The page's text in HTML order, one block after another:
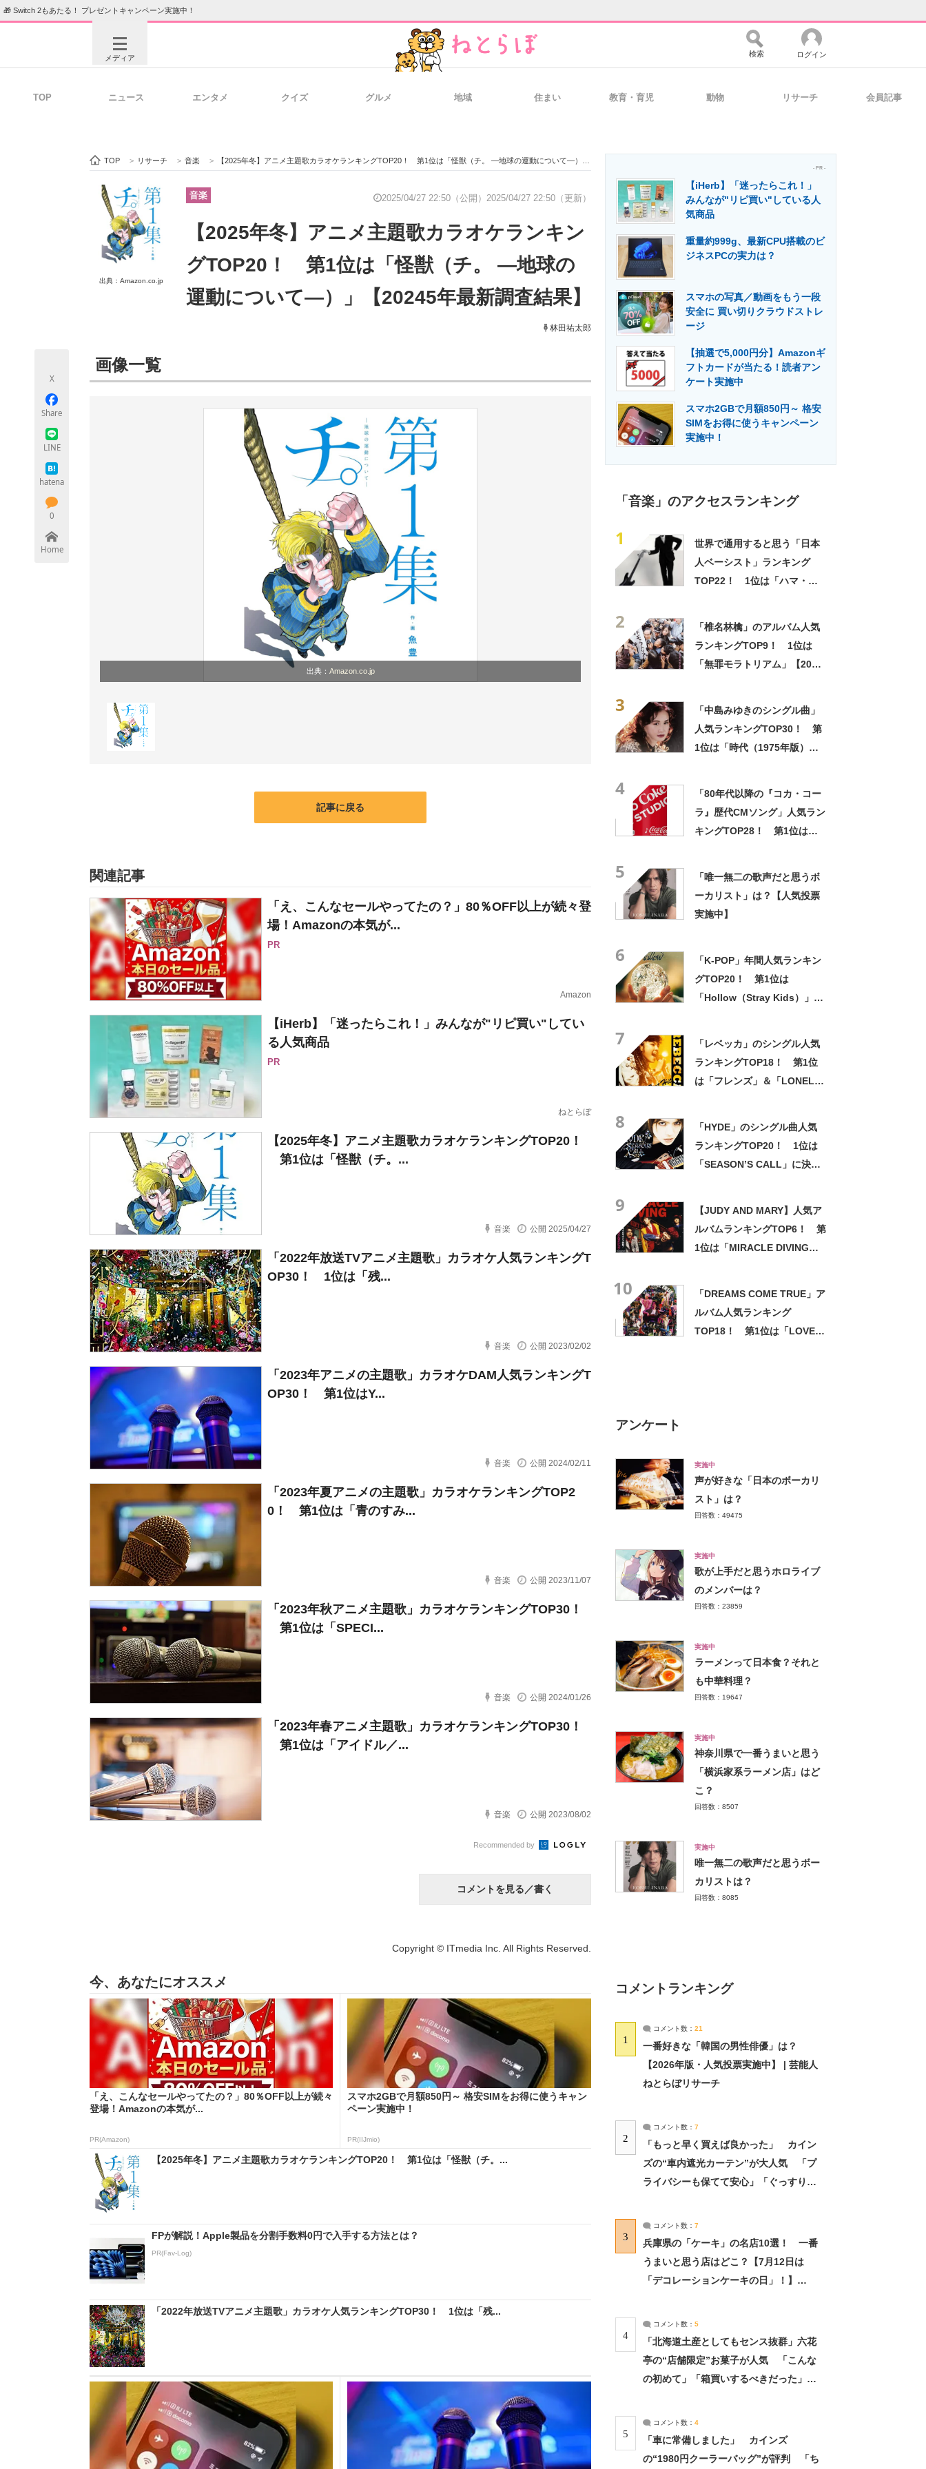
🎁 Switch 2もあたる！ プレゼントキャンペーン実施中！
メディア
ビジネスと働き方のヒント 経営リーダーのコミュニティ マーケ×ITの今がよく分かる
ITエンジニア向け専門サイト IT製品の技術・比較・事例 製造業のIT導入・活用を支援
エネルギーの専門メディア 建設×テクノロジーの最前線
ちょっと気になるネットの話題
検索 ログイン
TOP ニュース エンタメ クイズ グルメ 地域 住まい 教育・育児 動物 リサーチ 会員記事
TOP > リサーチ > 音楽 > 【2025年冬】アニメ主題歌カラオケランキングTOP20！ 第1位は「怪獣（チ。 ―地球の運動について―）」【20245年最新調査結果】
出典：Amazon.co.jp
音楽 2025/04/27 22:50（公開） 2025/04/27 22:50（更新）
【2025年冬】アニメ主題歌カラオケランキン
グTOP20！ 第1位は「怪獣（チ。 ―地球の
運動について―）」【20245年最新調査結果】
林田祐太郎
X
Share
LINE
hatena
0
Home
画像一覧
出典： Amazon.co.jp
記事に戻る
関連記事
「え、こんなセールやってたの？」80％OFF以上が続々登
場！Amazonの本気が...
PR
Amazon
【iHerb】「迷ったらこれ！」みんなが"リピ買い"してい
る人気商品
PR
ねとらぼ
【2025年冬】アニメ主題歌カラオケランキングTOP20！
第1位は「怪獣（チ。...
音楽 公開 2025/04/27
「2022年放送TVアニメ主題歌」カラオケ人気ランキングT
OP30！ 1位は「残...
音楽 公開 2023/02/02
「2023年アニメの主題歌」カラオケDAM人気ランキングT
OP30！ 第1位はY...
音楽 公開 2024/02/11
「2023年夏アニメの主題歌」カラオケランキングTOP2
0！ 第1位は「青のすみ...
音楽 公開 2023/11/07
「2023年秋アニメ主題歌」カラオケランキングTOP30！
第1位は「SPECI...
音楽 公開 2024/01/26
「2023年春アニメ主題歌」カラオケランキングTOP30！
第1位は「アイドル／...
音楽 公開 2023/08/02
Recommended by
コメントを見る／書く
Copyright © ITmedia Inc. All Rights Reserved.
今、あなたにオススメ
「え、こんなセールやってたの？」80％OFF以上が続々
登場！Amazonの本気が...
PR(Amazon)
スマホ2GBで月額850円～ 格安SIMをお得に使うキャン
ペーン実施中！
PR(IIJmio)
【2025年冬】アニメ主題歌カラオケランキングTOP20！ 第1位は「怪獣（チ。...
FPが解説！Apple製品を分割手数料0円で入手する方法とは？
PR(Fav-Log)
「2022年放送TVアニメ主題歌」カラオケ人気ランキングTOP30！ 1位は「残...
- PR -
【iHerb】「迷ったらこれ！」
みんなが"リピ買い"している人
気商品
重量約999g、最新CPU搭載のビ
ジネスPCの実力は？
スマホの写真／動画をもう一段
安全に 買い切りクラウドストレ
ージ
【抽選で5,000円分】Amazonギ
フトカードが当たる！読者アン
ケート実施中
スマホ2GBで月額850円～ 格安
SIMをお得に使うキャンペーン
実施中！
「音楽」のアクセスランキング
1
世界で通用すると思う「日本
人ベーシスト」ランキング
TOP22！ 1位は「ハマ・オ
2
「椎名林檎」のアルバム人気
ランキングTOP9！ 1位は
「無罪モラトリアム」【2023
3
「中島みゆきのシングル曲」
人気ランキングTOP30！ 第
1位は「時代（1975年版）」
4
「80年代以降の『コカ・コー
ラ』歴代CMソング」人気ラン
キングTOP28！ 第1位は
5
「唯一無二の歌声だと思うボ
ーカリスト」は？【人気投票
実施中】
6
「K-POP」年間人気ランキン
グTOP20！ 第1位は
「Hollow（Stray Kids）」
7
「レベッカ」のシングル人気
ランキングTOP18！ 第1位
は「フレンズ」＆「LONELY
8
「HYDE」のシングル曲人気
ランキングTOP20！ 1位は
「SEASON’S CALL」に決定
9
【JUDY AND MARY】人気ア
ルバムランキングTOP6！ 第
1位は「MIRACLE DIVING」
10
「DREAMS COME TRUE」ア
ルバム人気ランキング
TOP18！ 第1位は「LOVE
アンケート
実施中
声が好きな「日本のボーカリ
スト」は？
回答数：49475
実施中
歌が上手だと思うホロライブ
のメンバーは？
回答数：23859
実施中
ラーメンって日本食？それと
も中華料理？
回答数：19647
実施中
神奈川県で一番うまいと思う
「横浜家系ラーメン店」はど
こ？
回答数：8507
実施中
唯一無二の歌声だと思うボー
カリストは？
回答数：8085
コメントランキング
1
コメント数： 21
一番好きな「韓国の男性俳優」は？
【2026年版・人気投票実施中】 | 芸能人
ねとらぼリサーチ
2
コメント数： 7
「もっと早く買えば良かった」 カイン
ズの“車内遮光カーテン”が大人気 「プ
ライバシーも保てて安心」「ぐっすり眠
3
コメント数： 7
兵庫県の「ケーキ」の名店10選！ 一番
うまいと思う店はどこ？【7月12日は
「デコレーションケーキの日」！】
4
コメント数： 5
「北海道土産としてもセンス抜群」六花
亭の“店舗限定”お菓子が人気 「こんな
の初めて」「箱買いするべきだった」
5
コメント数： 4
「車に常備しました」 カインズ
の“1980円クーラーバッグ”が評判 「ち